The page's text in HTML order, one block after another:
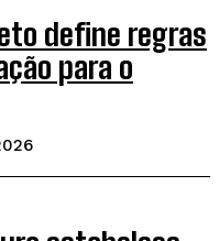
define regras
para o